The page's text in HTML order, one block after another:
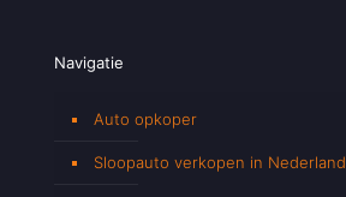
Navigatie
Auto opkoper
Sloopauto verkopen in Nederland